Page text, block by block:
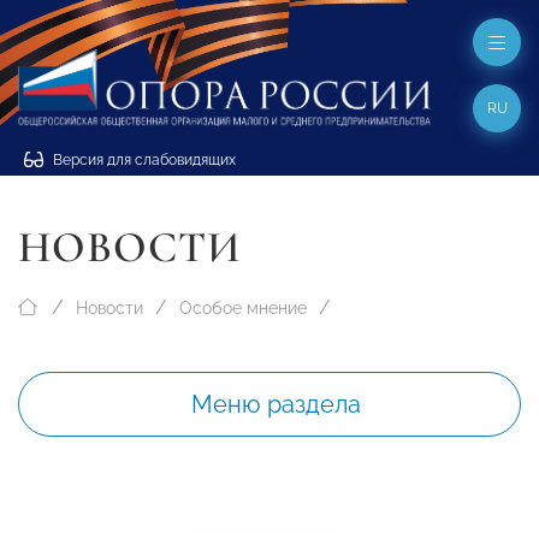
Версия для слабовидящих
RU
НОВОСТИ
Новости Особое мнение
Меню раздела